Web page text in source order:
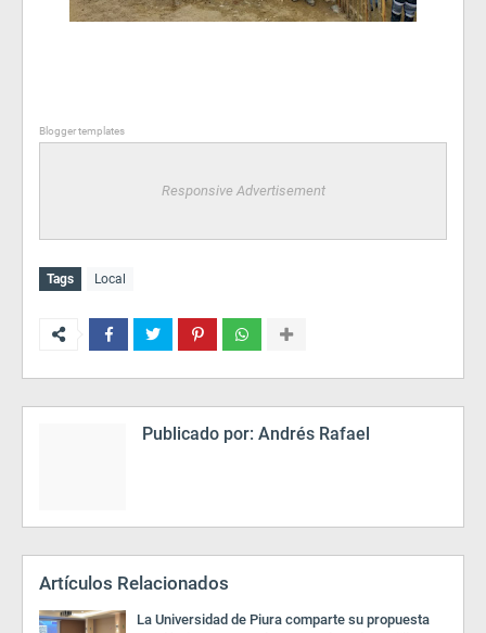
Blogger templates
Responsive Advertisement
Tags Local
Publicado por: Andrés Rafael
Artículos Relacionados
La Universidad de Piura comparte su propuesta